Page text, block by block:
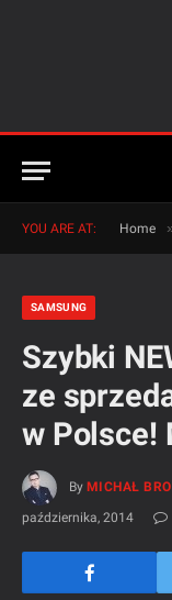
YOU ARE AT: Home
SAMSUNG
Szybki
ze
w Polsce!
By MICHAŁ
października, 2014